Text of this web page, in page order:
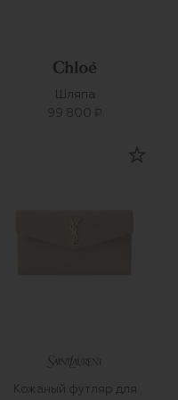
Шляпа
99 800 ₽
Кожаный футляр для